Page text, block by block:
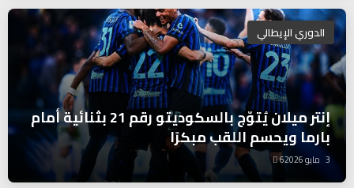
الدوري الإيطالي
إنتر ميلان يُتوّج بالسكوديتو رقم 21 بثنائية أمام
بارما ويحسم اللقب مبكرًا
3 مايو 2026 6